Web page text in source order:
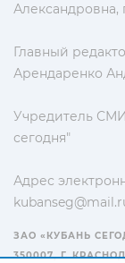
Александровна,
Главный
Арендаренко
Учредитель
сегодня"
Адрес
ЗАО «КУБАНЬ
350007, Г.